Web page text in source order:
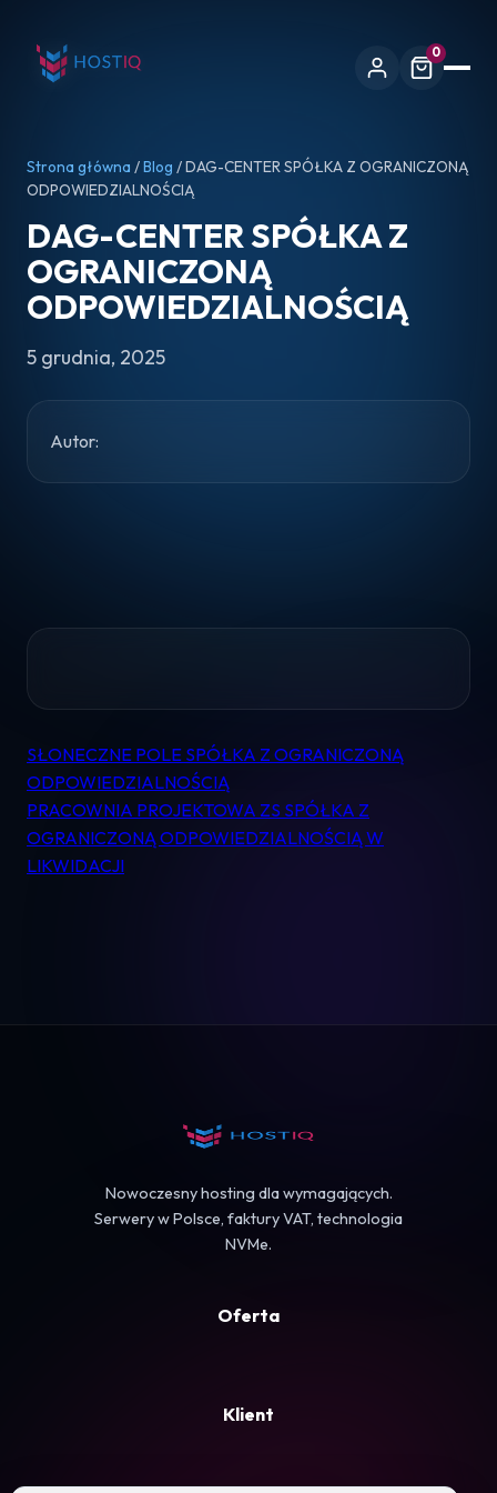
0
Pomoc
Strona główna /Blog / DAG-CENTER SPÓŁKA Z OGRANICZONĄ
ODPOWIEDZIALNOŚCIĄ
DAG-CENTER SPÓŁKA Z
OGRANICZONĄ
ODPOWIEDZIALNOŚCIĄ
5 grudnia, 2025
Autor:
Nawigacja
wpisu
SŁONECZNE POLE SPÓŁKA Z OGRANICZONĄ
ODPOWIEDZIALNOŚCIĄ
PRACOWNIA PROJEKTOWA ZS SPÓŁKA Z
OGRANICZONĄ ODPOWIEDZIALNOŚCIĄ W
LIKWIDACJI
Nowoczesny hosting dla wymagających.
Serwery w Polsce, faktury VAT, technologia
NVMe.
Oferta
Klient